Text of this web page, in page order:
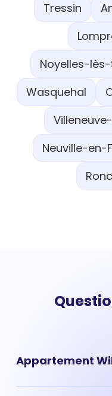
Tressin
Noyelles-
Wasquehal
Neuville-en-
Appartement